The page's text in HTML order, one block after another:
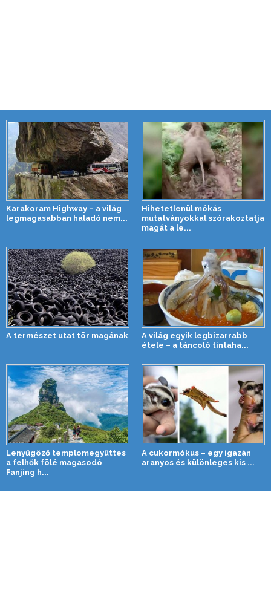
Karakoram Highway – a világ
legmagasabban haladó nem...
Hihetetlenül mókás
mutatványokkal szórakoztatja
magát a le...
A természet utat tör magának
A világ egyik legbizarrabb
étele – a táncoló tintaha...
Lenyűgöző templomegyüttes
a felhők fölé magasodó
Fanjing h...
A cukormókus – egy igazán
aranyos és különleges kis ...